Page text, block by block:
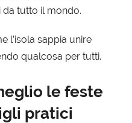
da tutto il mondo.
l’isola sappia unire
qualcosa per tutti.
le feste
pratici